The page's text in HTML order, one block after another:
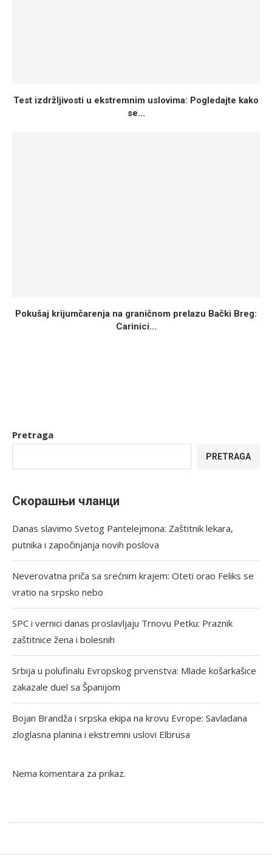
Test izdržljivosti u ekstremnim uslovima: Pogledajte kako
se...
Pokušaj krijumčarenja na graničnom prelazu Bački Breg:
Carinici...
Pretraga
PRETRAGA
Скорашњи чланци
Danas slavimo Svetog Pantelejmona: Zaštitnik lekara,
putnika i započinjanja novih poslova
Neverovatna priča sa srećnim krajem: Oteti orao Feliks se
vratio na srpsko nebo
SPC i vernici danas proslavljaju Trnovu Petku: Praznik
zaštitnice žena i bolesnih
Srbija u polufinalu Evropskog prvenstva: Mlade košarkašice
zakazale duel sa Španijom
Bojan Brandža i srpska ekipa na krovu Evrope: Savladana
zloglasna planina i ekstremni uslovi Elbrusa
Nema komentara za prikaz.